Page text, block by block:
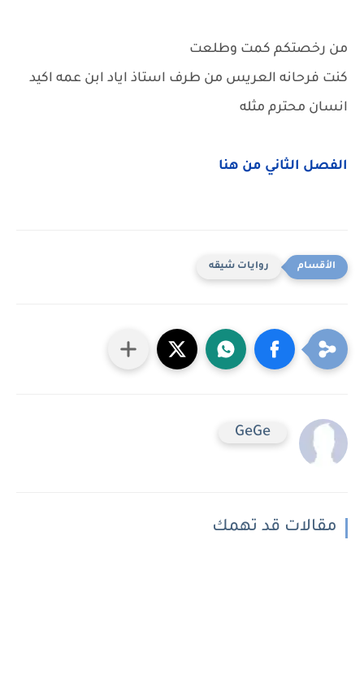
من رخصتكم كمت وطلعت
كنت فرحانه العريس من طرف استاذ اياد ابن عمه اكيد
انسان محترم مثله
الفصل الثاني من هنا
روايات شيقه
GeGe
مقالات قد تهمك